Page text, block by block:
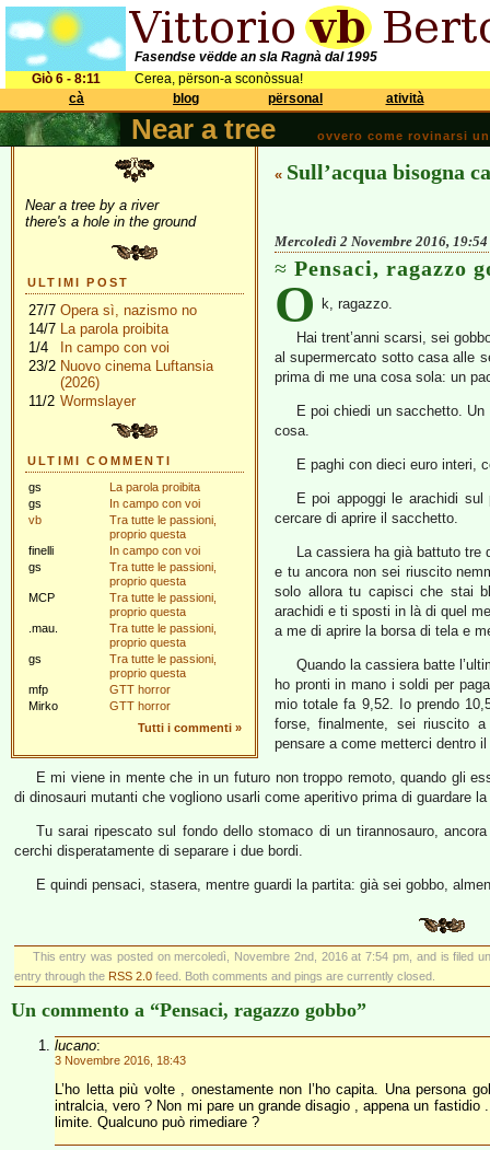
Fasendse vëdde an sla Ragnà dal 1995
Giò 6 - 8:11
Cerea, përson-a sconòssua!
cà
blog përsonal atività
Near a tree ovvero come rovinarsi
Near a tree by a river
there's a hole in the ground
ULTIMI POST
27/7 Opera sì, nazismo no
14/7 La parola proibita
1/4
In campo con voi
23/2 Nuovo cinema Luftansia
(2026)
11/2 Wormslayer
ULTIMI COMMENTI
gs
La parola proibita
gs
In campo con voi
vb
Tra tutte le passioni,
proprio questa
finelli
In campo con voi
gs
Tra tutte le passioni,
proprio questa
MCP
Tra tutte le passioni,
proprio questa
.mau.
Tra tutte le passioni,
proprio questa
gs
Tra tutte le passioni,
proprio questa
mfp
GTT horror
Mirko
GTT horror
Tutti i commenti »
« Sull’acqua bisogna
Mercoledì 2 Novembre 2016, 19:54
Pensaci, ragazzo
O k, ragazzo.
Hai trent’anni scarsi, sei
al supermercato sotto casa alle
prima di me una cosa sola: un
E poi chiedi un sacchetto.
cosa.
E paghi con dieci euro interi,
E poi appoggi le arachidi
cercare di aprire il sacchetto.
La cassiera ha già battuto
e tu ancora non sei riuscito
solo allora tu capisci che stai
arachidi e ti sposti in là di quel
a me di aprire la borsa di tela e
Quando la cassiera batte
ho pronti in mano i soldi per
mio totale fa 9,52. Io prendo
forse, finalmente, sei riuscito
pensare a come metterci dentro
E mi viene in mente che in un futuro non troppo remoto, quando gli
di dinosauri mutanti che vogliono usarli come aperitivo prima di guardare
Tu sarai ripescato sul fondo dello stomaco di un tirannosauro,
cerchi disperatamente di separare i due bordi.
E quindi pensaci, stasera, mentre guardi la partita: già sei gobbo,
This entry was posted on mercoledì, Novembre 2nd, 2016 at 7:54 pm, and is filed
entry through the RSS 2.0 feed. Both comments and pings are currently closed.
Un commento a “Pensaci, ragazzo gobbo”
lucano:
3 Novembre 2016, 18:43
L’ho letta più volte , onestamente non l’ho capita. Una persona
intralcia, vero ? Non mi pare un grande disagio , appena un
limite. Qualcuno può rimediare ?